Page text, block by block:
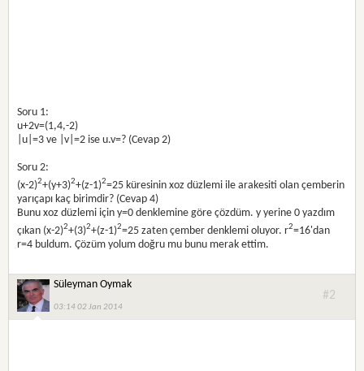
Soru 1:
u+2v=(1,4,-2)
|u|=3 ve |v|=2 ise u.v=? (Cevap 2)
Soru 2:
(x-2)2+(y+3)2+(z-1)2=25 küresinin xoz düzlemi ile arakesiti olan çemberin
yarıçapı kaç birimdir? (Cevap 4)
Bunu xoz düzlemi için y=0 denklemine göre çözdüm. y yerine 0 yazdım
çıkan (x-2)2+(3)2+(z-1)2=25 zaten çember denklemi oluyor. r2=16'dan
r=4 buldum. Çözüm yolum doğru mu bunu merak ettim.
Süleyman Oymak
03:14 02 Jan 2014
#2